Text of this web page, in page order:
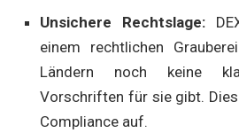
Unsichere Rechtslage:
einem rechtlichen
Ländern noch keine
Vorschriften für sie gibt.
Compliance auf.